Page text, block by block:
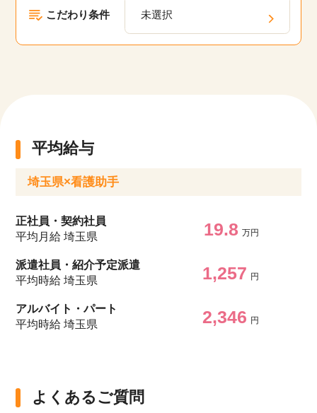
こだわり条件 未選択
平均給与
埼玉県×看護助手
正社員・契約社員
平均月給 埼玉県
19.8 万円
派遣社員・紹介予定派遣
平均時給 埼玉県
1,257 円
アルバイト・パート
平均時給 埼玉県
2,346 円
よくあるご質問